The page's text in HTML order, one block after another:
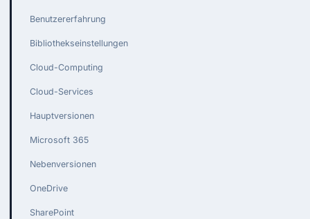
Benutzererfahrung
Bibliothekseinstellungen
Cloud-Computing
Cloud-Services
Hauptversionen
Microsoft 365
Nebenversionen
OneDrive
SharePoint